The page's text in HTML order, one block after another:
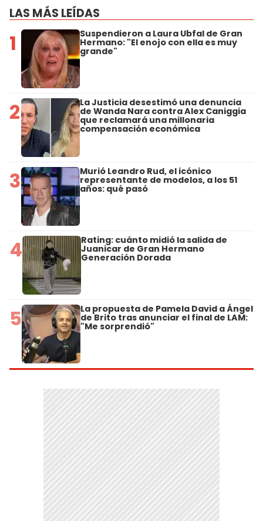
LAS MÁS LEÍDAS
1 Suspendieron a Laura Ubfal de Gran
Hermano: "El enojo con ella es muy
grande"
2 La Justicia desestimó una denuncia
de Wanda Nara contra Alex Caniggia
que reclamará una millonaria
compensación económica
3 Murió Leandro Rud, el icónico
representante de modelos, a los 51
años: qué pasó
4 Rating: cuánto midió la salida de
Juanicar de Gran Hermano
Generación Dorada
5 La propuesta de Pamela David a Ángel
de Brito tras anunciar el final de LAM:
"Me sorprendió"